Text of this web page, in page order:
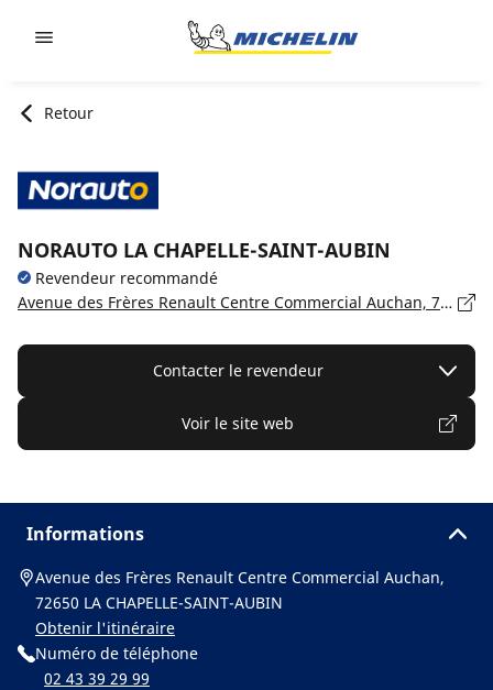
Retour
NORAUTO LA CHAPELLE-SAINT-AUBIN
Revendeur recommandé
Avenue des Frères Renault Centre Commercial Auchan, 72650 LA CHAPELLE-SAINT-AUBIN
Contacter le revendeur
Voir le site web
Informations
Avenue des Frères Renault Centre Commercial Auchan,
72650 LA CHAPELLE-SAINT-AUBIN
Obtenir l'itinéraire
Numéro de téléphone
02 43 39 29 99